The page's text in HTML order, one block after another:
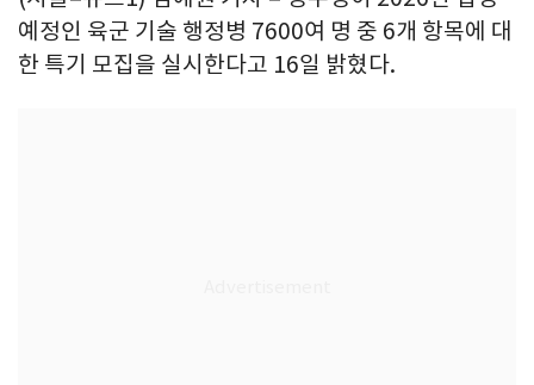
예정인 육군 기술 행정병 7600여 명 중 6개 항목에 대
한 특기 모집을 실시한다고 16일 밝혔다.